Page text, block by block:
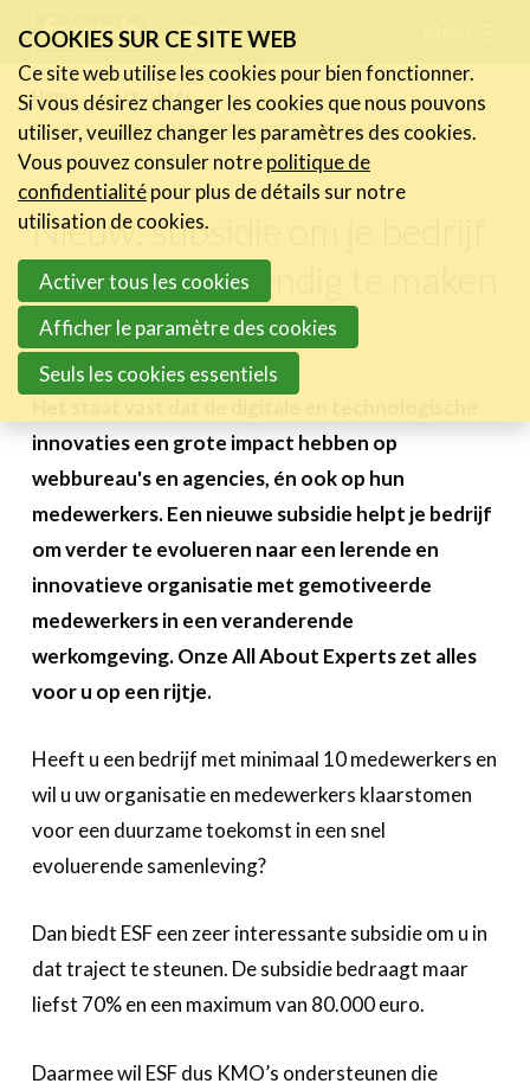
links
Jump
to
navigation
Jump
main
content
FR NL
Home
Actualités
Nieuw: subsidie om je bedrijf toekomstbestendig te maken
Nieuw: subsidie om je bedrijf
toekomstbestendig te maken
19 septembre 2024
innovaties een grote impact hebben op
webbureau's en agencies, én ook op hun
medewerkers. Een nieuwe subsidie helpt je bedrijf
om verder te evolueren naar een lerende en
innovatieve organisatie met gemotiveerde
medewerkers in een veranderende
werkomgeving. Onze All About Experts zet alles
voor u op een rijtje.
Heeft u een bedrijf met minimaal 10 medewerkers en
wil u uw organisatie en medewerkers klaarstomen
voor een duurzame toekomst in een snel
evoluerende samenleving?
Dan biedt ESF een zeer interessante subsidie om u in
dat traject te steunen. De subsidie bedraagt maar
liefst 70% en een maximum van 80.000 euro.
Daarmee wil ESF dus KMO’s ondersteunen die
Actualités
Les nouvelles du secteur
Les FeWeb Vidéos
Les Cases des membres
Activités
Cases Gallery
Le Toolbox
A propos
Become a member
COOKIES SUR CE SITE WEB
Ce site web utilise les cookies pour bien fonctionner.
Si vous désirez changer les cookies que nous pouvons
utiliser, veuillez changer les paramètres des cookies.
Vous pouvez consuler notrepolitique de
confidentialitépour plus de détails sur notre
utilisation de cookies.
Activer tous les cookies
Afficher le paramètre des cookies
Seuls les cookies essentiels